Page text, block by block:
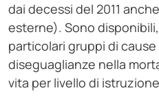
dai decessi del 2011
esterne). Sono
particolari gruppi di
diseguaglianze nella
vita per livello di